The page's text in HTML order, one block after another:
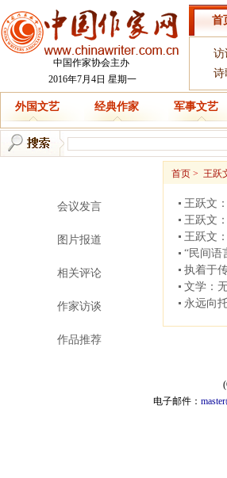
中国作家协会主办
2016年7月4日 星期一
首
访
诗
外国文艺 经典作家 军事文艺
会议发言
图片报道
相关评论
作家访谈
作品推荐
首页 > 王跃
王跃文
王跃文
王跃文
“民间语
执着于
文学：
永远向
电子邮件：